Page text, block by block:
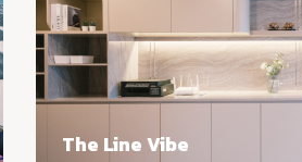
The Line Vibe